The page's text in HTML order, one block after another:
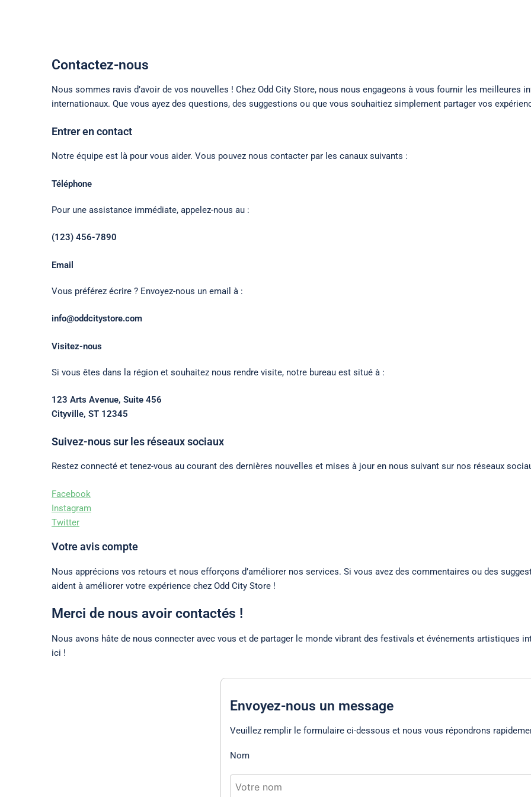
Skip to contentContactez-nous
Nous sommes ravis d’avoir de vos nouvelles ! Chez Odd City Store, nous nous engageons à vous fournir les
internationaux. Que vous ayez des questions, des suggestions ou que vous souhaitiez simplement partager vos
Entrer en contact
Notre équipe est là pour vous aider. Vous pouvez nous contacter par les canaux suivants :
Téléphone
Pour une assistance immédiate, appelez-nous au :
(123) 456-7890
Email
Vous préférez écrire ? Envoyez-nous un email à :
info@oddcitystore.com
Visitez-nous
Si vous êtes dans la région et souhaitez nous rendre visite, notre bureau est situé à :
123 Arts Avenue, Suite 456
Cityville, ST 12345
Suivez-nous sur les réseaux sociaux
Restez connecté et tenez-vous au courant des dernières nouvelles et mises à jour en nous suivant sur nos réseaux
Facebook
Instagram
Twitter
Votre avis compte
Nous apprécions vos retours et nous efforçons d’améliorer nos services. Si vous avez des commentaires ou des
aident à améliorer votre expérience chez Odd City Store !
Merci de nous avoir contactés !
Nous avons hâte de nous connecter avec vous et de partager le monde vibrant des festivals et événements artistiques
ici !
Envoyez-nous un message
Veuillez remplir le formulaire ci-dessous et nous vous répondrons
Nom